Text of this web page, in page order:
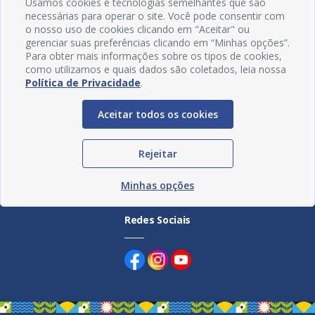
Redes Sociais
necessárias para operar o site. Você pode consentir com
o nosso uso de cookies clicando em "Aceitar" ou
gerenciar suas preferências clicando em “Minhas opções”.
Para obter mais informações sobre os tipos de cookies,
como utilizamos e quais dados são coletados, leia nossa
Política de Privacidade.
Aceitar todos os cookies
Rejeitar
Minhas opções